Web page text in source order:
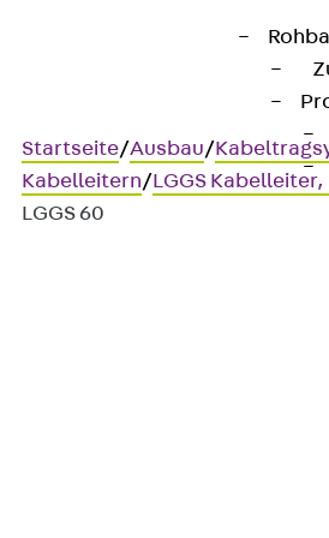
Startseite/Ausbau/
Kabelleitern/LGGS
LGGS 60
Kabelleiter, L-